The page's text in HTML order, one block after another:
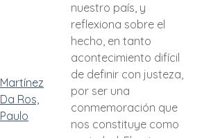
Martínez
Da Ros,
Paulo
nuestro país, y
reflexiona sobre el
hecho, en tanto
acontecimiento difícil
de definir con justeza,
por ser una
conmemoración que
nos constituye como